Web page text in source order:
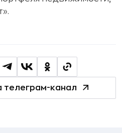
телеграм-канал